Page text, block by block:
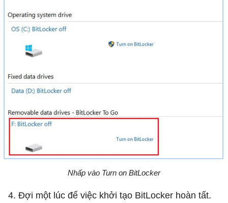
Nhấp vào Turn on BitLocker
4. Đợi một lúc để việc khởi tạo BitLocker hoàn tất.